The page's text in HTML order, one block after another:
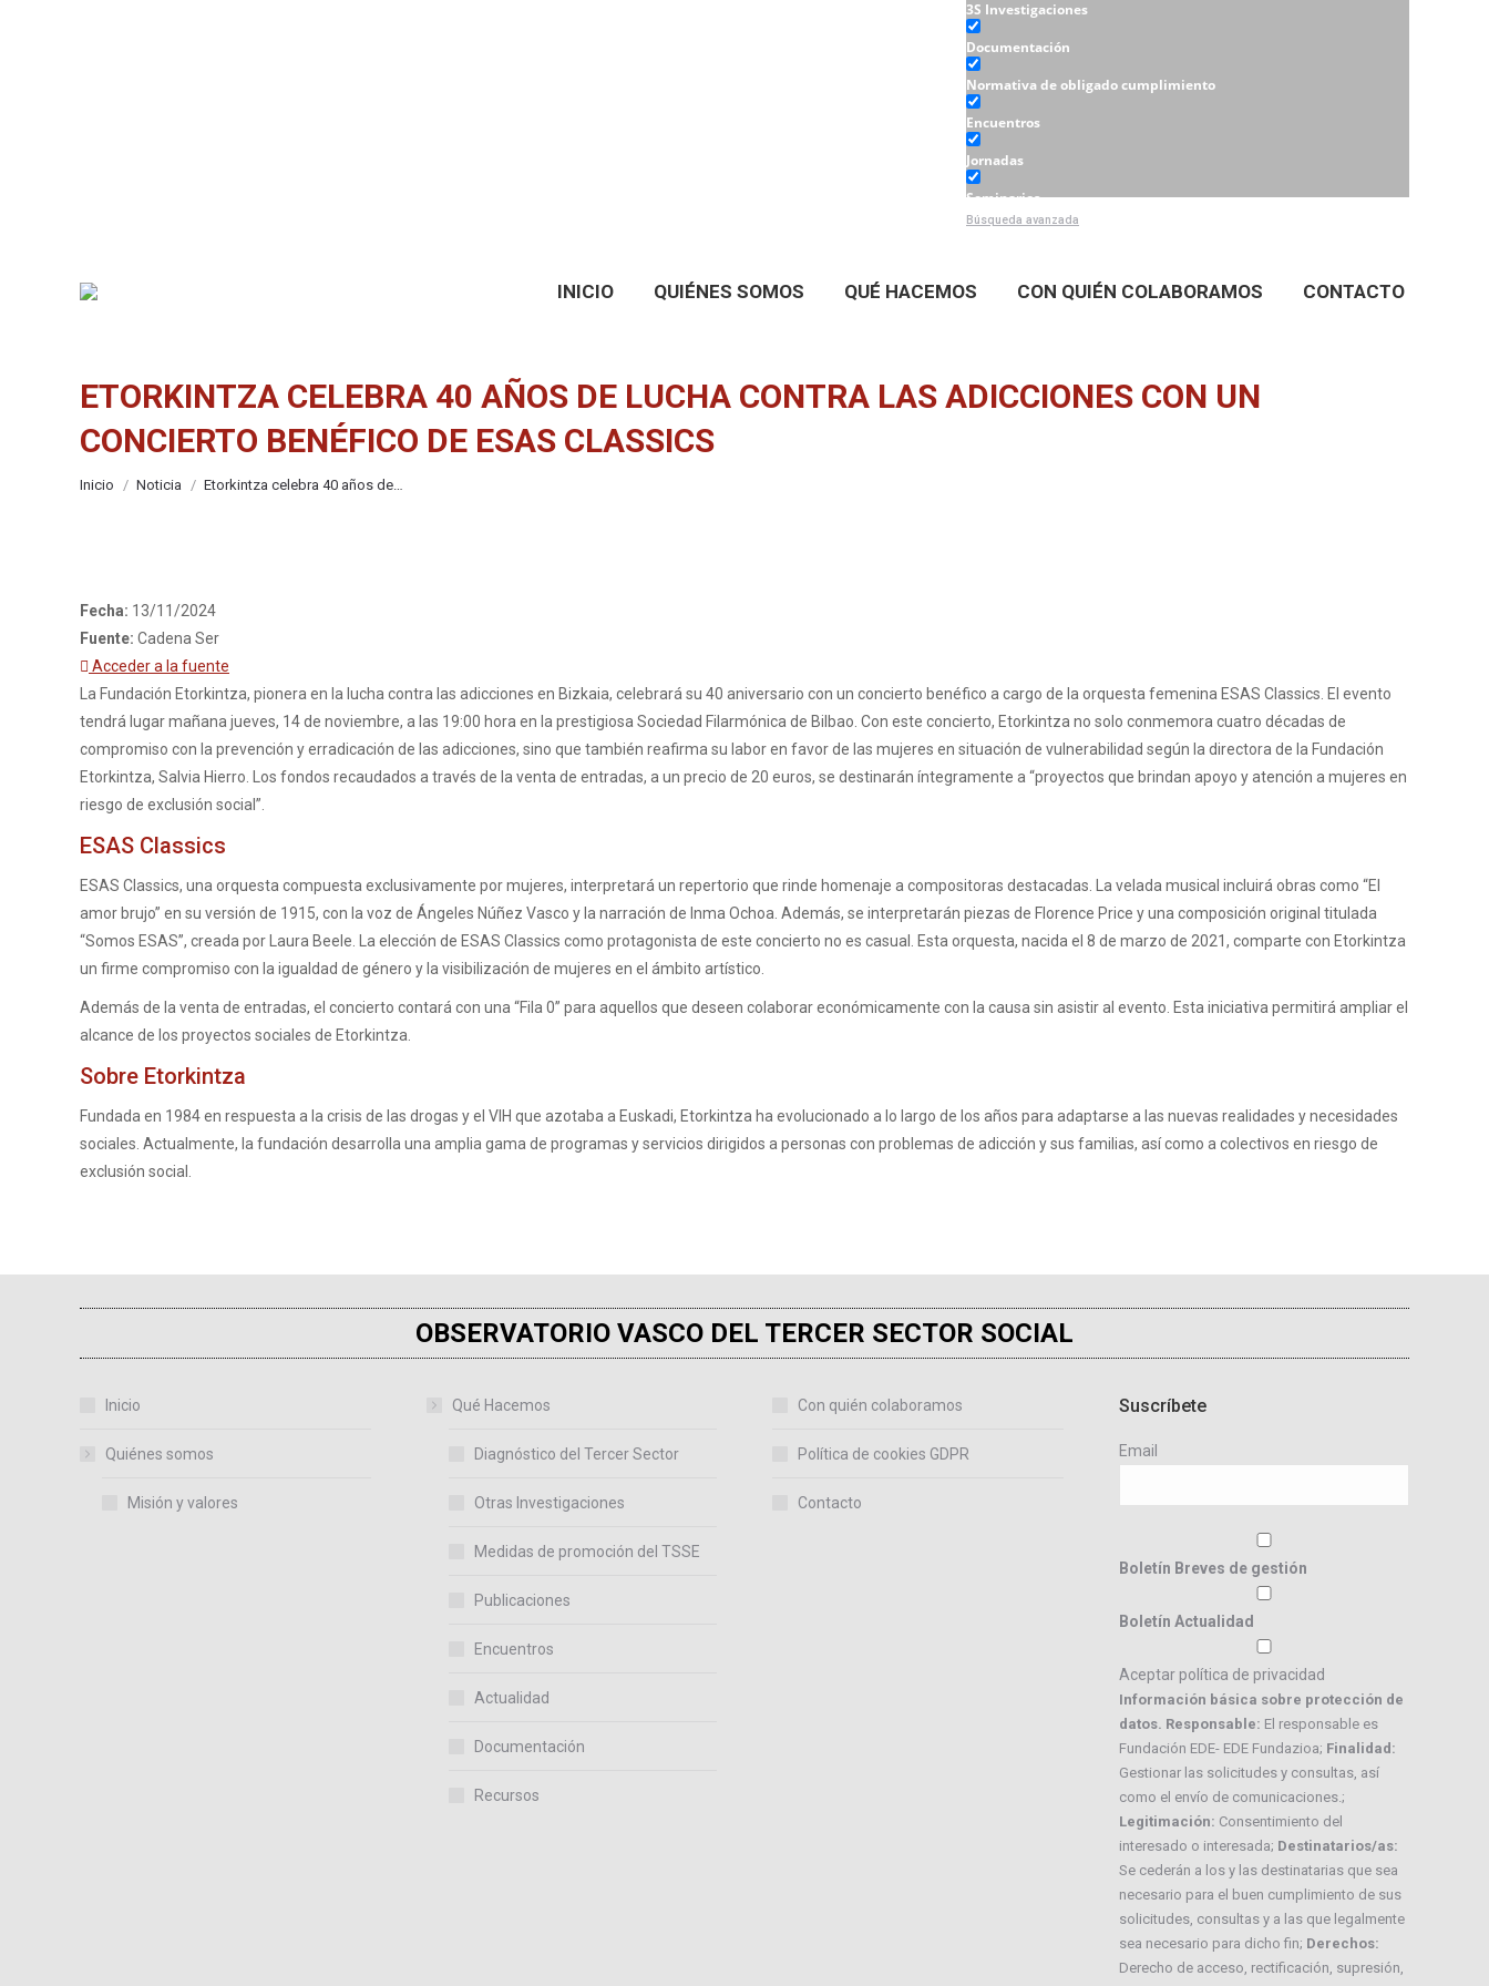
3S Investigaciones
Documentación
Normativa de obligado cumplimiento
Encuentros
Jornadas
Seminarios
Búsqueda avanzada
INICIO QUIÉNES SOMOS QUÉ HACEMOS CON QUIÉN COLABORAMOS CONTACTO
ETORKINTZA CELEBRA 40 AÑOS DE LUCHA CONTRA LAS ADICCIONES CON UN
CONCIERTO BENÉFICO DE ESAS CLASSICS
Estás aquí:
Inicio Noticia Etorkintza celebra 40 años de…
Fecha: 13/11/2024
Fuente: Cadena Ser
Acceder a la fuente
La Fundación Etorkintza, pionera en la lucha contra las adicciones en Bizkaia, celebrará su 40 aniversario con un concierto benéfico a cargo de la orquesta femenina ESAS Classics. El evento
tendrá lugar mañana jueves, 14 de noviembre, a las 19:00 hora en la prestigiosa Sociedad Filarmónica de Bilbao. Con este concierto, Etorkintza no solo conmemora cuatro décadas de
compromiso con la prevención y erradicación de las adicciones, sino que también reafirma su labor en favor de las mujeres en situación de vulnerabilidad según la directora de la Fundación
Etorkintza, Salvia Hierro. Los fondos recaudados a través de la venta de entradas, a un precio de 20 euros, se destinarán íntegramente a “proyectos que brindan apoyo y atención a mujeres en
riesgo de exclusión social”.
ESAS Classics
ESAS Classics, una orquesta compuesta exclusivamente por mujeres, interpretará un repertorio que rinde homenaje a compositoras destacadas. La velada musical incluirá obras como “El
amor brujo” en su versión de 1915, con la voz de Ángeles Núñez Vasco y la narración de Inma Ochoa. Además, se interpretarán piezas de Florence Price y una composición original titulada
“Somos ESAS”, creada por Laura Beele. La elección de ESAS Classics como protagonista de este concierto no es casual. Esta orquesta, nacida el 8 de marzo de 2021, comparte con Etorkintza
un firme compromiso con la igualdad de género y la visibilización de mujeres en el ámbito artístico.
Además de la venta de entradas, el concierto contará con una “Fila 0” para aquellos que deseen colaborar económicamente con la causa sin asistir al evento. Esta iniciativa permitirá ampliar el
alcance de los proyectos sociales de Etorkintza.
Sobre Etorkintza
Fundada en 1984 en respuesta a la crisis de las drogas y el VIH que azotaba a Euskadi, Etorkintza ha evolucionado a lo largo de los años para adaptarse a las nuevas realidades y necesidades
sociales. Actualmente, la fundación desarrolla una amplia gama de programas y servicios dirigidos a personas con problemas de adicción y sus familias, así como a colectivos en riesgo de
exclusión social.
OBSERVATORIO VASCO DEL TERCER SECTOR SOCIAL
Inicio
Quiénes somos
Misión y valores
Qué Hacemos
Diagnóstico del Tercer Sector
Otras Investigaciones
Medidas de promoción del TSSE
Publicaciones
Encuentros
Actualidad
Documentación
Recursos
Con quién colaboramos
Política de cookies GDPR
Contacto
Suscríbete
Email
Boletín Breves de gestión
Boletín Actualidad
Aceptar política de privacidad
Información básica sobre protección de
datos. Responsable: El responsable es
Fundación EDE- EDE Fundazioa; Finalidad:
Gestionar las solicitudes y consultas, así
como el envío de comunicaciones.;
Legitimación: Consentimiento del
interesado o interesada; Destinatarios/as:
Se cederán a los y las destinatarias que sea
necesario para el buen cumplimiento de sus
solicitudes, consultas y a las que legalmente
sea necesario para dicho fin; Derechos:
Derecho de acceso, rectificación, supresión,